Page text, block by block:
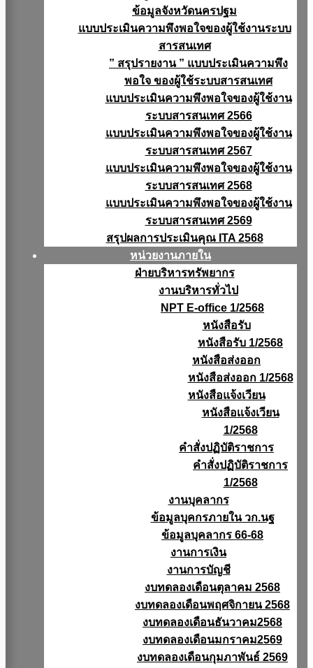
ข้อมูลจังหวัดนครปฐม
แบบประเมินความพึงพอใจของผู้ใช้งานระบบ
สารสนเทศ
” สรุปรายงาน ” แบบประเมินความพึง
พอใจ ของผู้ใช้ระบบสารสนเทศ
แบบประเมินความพึงพอใจของผู้ใช้งาน
ระบบสารสนเทศ 2566
แบบประเมินความพึงพอใจของผู้ใช้งาน
ระบบสารสนเทศ 2567
แบบประเมินความพึงพอใจของผู้ใช้งาน
ระบบสารสนเทศ 2568
แบบประเมินความพึงพอใจของผู้ใช้งาน
ระบบสารสนเทศ 2569
สรุปผลการประเมินคุณ ITA 2568
หน่วยงานภายใน
ฝ่ายบริหารทรัพยากร
งานบริหารทั่วไป
NPT E-office 1/2568
หนังสือรับ
หนังสือรับ 1/2568
หนังสือส่งออก
หนังสือส่งออก 1/2568
หนังสือแจ้งเวียน
หนังสือเเจ้งเวียน
1/2568
คำสั่งปฏิบัติราชการ
คำสั่งปฏิบัติราชการ
1/2568
งานบุคลากร
ข้อมูลบุคกรภายใน วก.นฐ
ข้อมูลบุคลากร 66-68
งานการเงิน
งานการบัญชี
งบทดลองเดือนตุลาคม 2568
งบทดลองเดือนพฤศจิกายน 2568
งบทดลองเดือนธันวาคม2568
งบทดลองเดือนมกราคม2569
งบทดลองเดือนกุมภาพันธ์ 2569